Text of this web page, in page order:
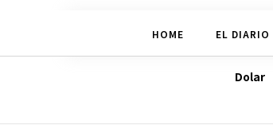
HOME EL DIARIO
Dolar